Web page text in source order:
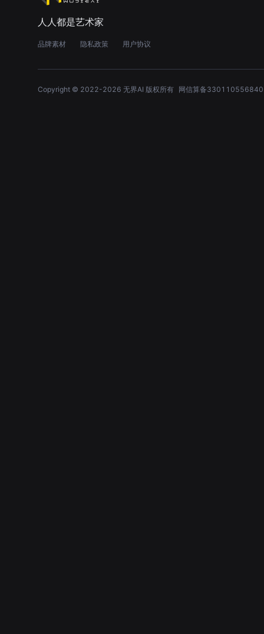
人人都是艺术家
品牌素材 隐私政策 用户协议
Copyright © 2022-2026 无界AI 版权所有 网信算备